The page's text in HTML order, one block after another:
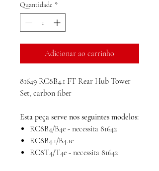
Quantidade *
Adicionar ao carrinho
81649 RC8B4.1 FT Rear Hub Tower
Set, carbon fiber
Esta peça serve nos seguintes modelos:
RC8B4/B4e - necessita 81642
RC8B4.1/B4.1e
RC8T4/T4e - necessita 81642